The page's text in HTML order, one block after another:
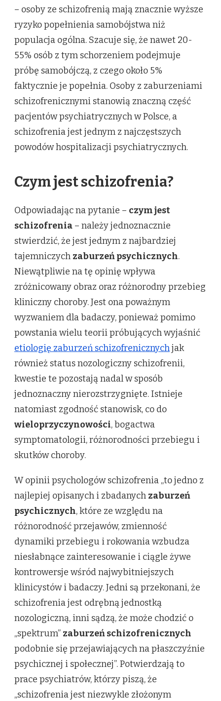
– osoby ze schizofrenią mają znacznie wyższe
ryzyko popełnienia samobójstwa niż
populacja ogólna. Szacuje się, że nawet 20-
55% osób z tym schorzeniem podejmuje
próbę samobójczą, z czego około 5%
faktycznie je popełnia. Osoby z zaburzeniami
schizofrenicznymi stanowią znaczną część
pacjentów psychiatrycznych w Polsce, a
schizofrenia jest jednym z najczęstszych
powodów hospitalizacji psychiatrycznych.
Czym jest schizofrenia?
Odpowiadając na pytanie – czym jest
schizofrenia – należy jednoznacznie
stwierdzić, że jest jednym z najbardziej
tajemniczych zaburzeń psychicznych.
Niewątpliwie na tę opinię wpływa
zróżnicowany obraz oraz różnorodny przebieg
kliniczny choroby. Jest ona poważnym
wyzwaniem dla badaczy, ponieważ pomimo
powstania wielu teorii próbujących wyjaśnić
etiologię zaburzeń schizofrenicznychjak
również status nozologiczny schizofrenii,
kwestie te pozostają nadal w sposób
jednoznaczny nierozstrzygnięte. Istnieje
natomiast zgodność stanowisk, co do
wieloprzyczynowości, bogactwa
symptomatologii, różnorodności przebiegu i
skutków choroby.
W opinii psychologów schizofrenia „to jedno z
najlepiej opisanych i zbadanych zaburzeń
psychicznych, które ze względu na
różnorodność przejawów, zmienność
dynamiki przebiegu i rokowania wzbudza
niesłabnące zainteresowanie i ciągle żywe
kontrowersje wśród najwybitniejszych
klinicystów i badaczy. Jedni są przekonani, że
schizofrenia jest odrębną jednostką
nozologiczną, inni sądzą, że może chodzić o
„spektrum” zaburzeń schizofrenicznych
podobnie się przejawiających na płaszczyźnie
psychicznej i społecznej”. Potwierdzają to
prace psychiatrów, którzy piszą, że
„schizofrenia jest niezwykle złożonym